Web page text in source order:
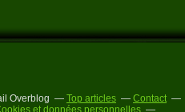
Overblog Top articles
Contact